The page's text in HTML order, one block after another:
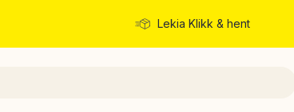
Lekia Klikk & hent